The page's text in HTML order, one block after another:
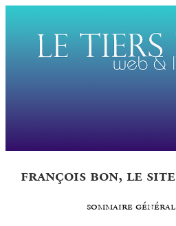
françois bon, le site
sommaire général